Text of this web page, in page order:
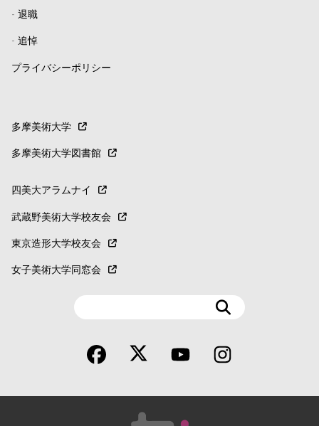
- 退職
- 追悼
プライバシーポリシー
多摩美術大学
多摩美術大学図書館
四美大アラムナイ
武蔵野美術大学校友会
東京造形大学校友会
女子美術大学同窓会